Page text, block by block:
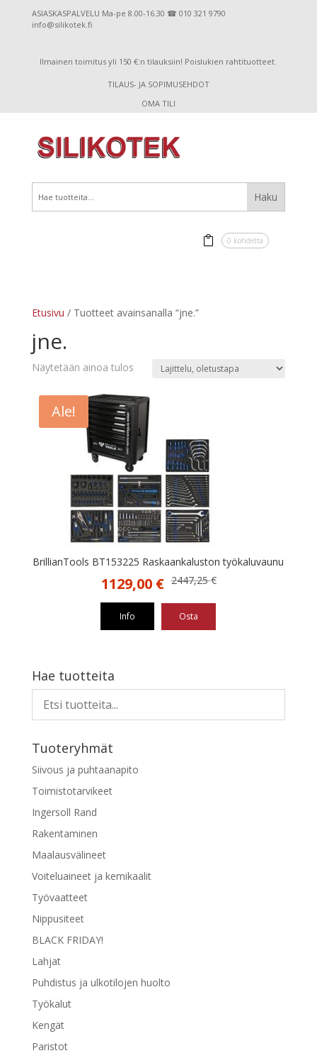
ASIASKASPALVELU Ma-pe 8.00-16.30 ☎ 010 321 9790
info@silikotek.fi
Ilmainen toimitus yli 150 €:n tilauksiin! Poislukien rahtituotteet.
TILAUS- JA SOPIMUSEHDOT
OMA TILI
0 kohdetta
Etusivu / Tuotteet avainsanalla “jne.”
jne.
Näytetään ainoa tulos
Ale!
BrillianTools BT153225 Raskaankaluston työkaluvaunu
2447,25€
Alkuperäinen
2447,25 €.
1129,00 €
Nykyinen
1129,00 €.
Info Osta
Hae tuotteita
Tuoteryhmät
Siivous ja puhtaanapito
Toimistotarvikeet
Ingersoll Rand
Rakentaminen
Maalausvälineet
Voiteluaineet ja kemikaalit
Työvaatteet
Nippusiteet
BLACK FRIDAY!
Lahjat
Puhdistus ja ulkotilojen huolto
Työkalut
Kengät
Paristot